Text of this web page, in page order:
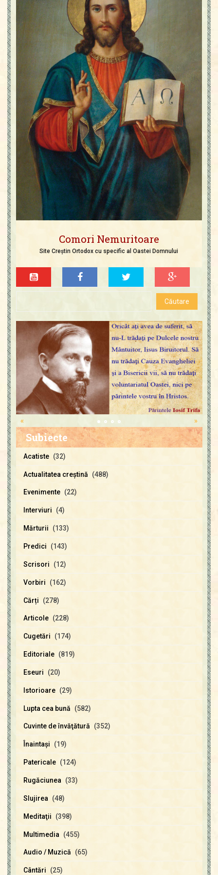
Comori Nemuritoare
Site Creștin Ortodox cu specific al Oastei Domnului
»
«
Subiecte
Acatiste (32)
Actualitatea creştină (488)
Evenimente (22)
Interviuri (4)
Mărturii (133)
Predici (143)
Scrisori (12)
Vorbiri (162)
Cărți (278)
Articole (228)
Cugetări (174)
Editoriale (819)
Eseuri (20)
Istorioare (29)
Lupta cea bună (582)
Cuvinte de învăţătură (352)
Înaintaşi (19)
Patericale (124)
Rugăciunea (33)
Slujirea (48)
Meditaţii (398)
Multimedia (455)
Audio / Muzică (65)
Cântări (25)